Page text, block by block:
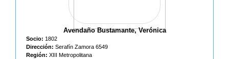
Avendaño Bustamante, Verónica
Socio: 1802
Dirección: Serafín Zamora 6549
Región: XIII Metropolitana